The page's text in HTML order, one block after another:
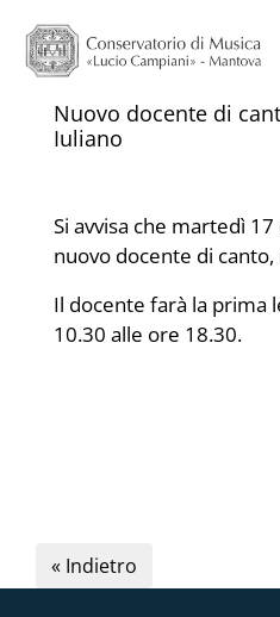
Nuovo docente di
Iuliano
Si avvisa che martedì
nuovo docente di
Il docente farà la prima
10.30 alle ore 18.30.
« Indietro